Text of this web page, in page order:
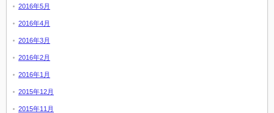
2016年5月
2016年4月
2016年3月
2016年2月
2016年1月
2015年12月
2015年11月